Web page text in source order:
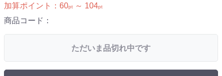
加算ポイント： 60pt ～ 104pt
商品コード：
ただいま品切れ中です